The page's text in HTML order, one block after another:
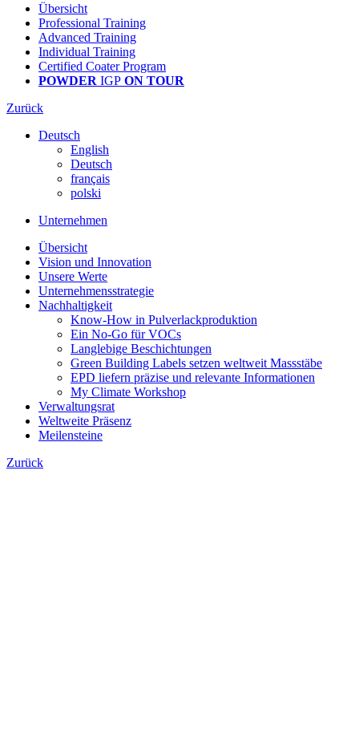
Übersicht
Professional Training
Advanced Training
Individual Training
Certified Coater Program
POWDER IGP ON TOUR
Zurück
Deutsch
English
Deutsch
français
polski
Unternehmen
Übersicht
Vision und Innovation
Unsere Werte
Unternehmensstrategie
Nachhaltigkeit
Know-How in Pulverlackproduktion
Ein No-Go für VOCs
Langlebige Beschichtungen
Green Building Labels setzen weltweit Massstäbe
EPD liefern präzise und relevante Informationen
My Climate Workshop
Verwaltungsrat
Weltweite Präsenz
Meilensteine
Zurück